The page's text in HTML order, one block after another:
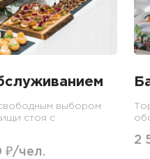
выбором
стоя с
₽/чел.
2